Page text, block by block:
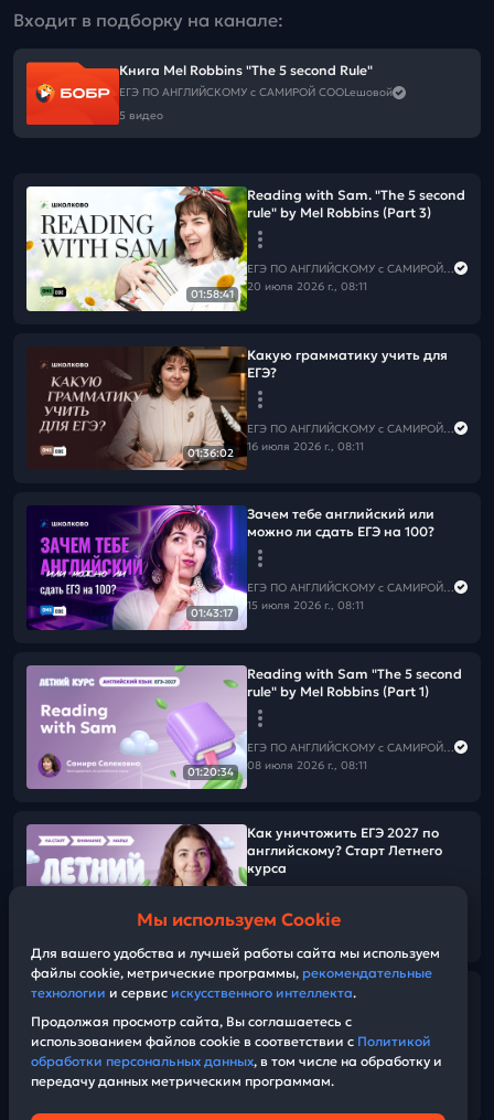
Входит в подборку на канале:
Книга Mel Robbins "The 5 second Rule"
ЕГЭ ПО АНГЛИЙСКОМУ с САМИРОЙ COOLешовой
5 видео
01:58:41
Reading with Sam. "The 5 second
rule" by Mel Robbins (Part 3)
ЕГЭ ПО АНГЛИЙСКОМУ с САМИРОЙ COOLешовой
20 июля 2026 г., 08:11
01:36:02
Какую грамматику учить для
ЕГЭ?
ЕГЭ ПО АНГЛИЙСКОМУ с САМИРОЙ COOLешовой
16 июля 2026 г., 08:11
01:43:17
Зачем тебе английский или
можно ли сдать ЕГЭ на 100?
ЕГЭ ПО АНГЛИЙСКОМУ с САМИРОЙ COOLешовой
15 июля 2026 г., 08:11
01:20:34
Reading with Sam "The 5 second
rule" by Mel Robbins (Part 1)
ЕГЭ ПО АНГЛИЙСКОМУ с САМИРОЙ COOLешовой
08 июля 2026 г., 08:11
01:25:04
Как уничтожить ЕГЭ 2027 по
английскому? Старт Летнего
курса
05:45
Нужно ли идти на пересдачу?
28 июня 2026 г., 09:00
Мы используем Cookie
Для вашего удобства и лучшей работы сайта мы используем
файлы cookie, метрические программы, рекомендательные
технологии и сервис искусственного интеллекта.
Продолжая просмотр сайта, Вы соглашаетесь с
использованием файлов cookie в соответствии с Политикой
обработки персональных данных, в том числе на обработку и
передачу данных метрическим программам.